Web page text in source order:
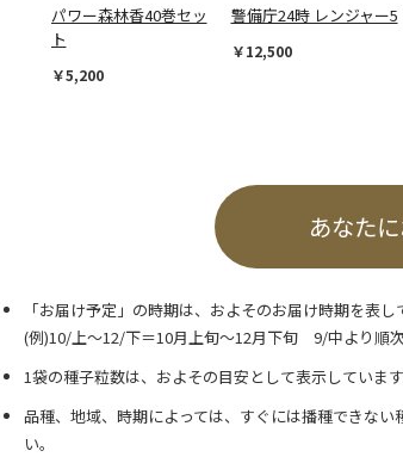
パワー森林香40巻セッ
ト
￥5,200
警備庁24時 レンジャー5
￥12,500
あなた
「お届け予定」の時期は、およそのお届け時期を表し
(例)10/上～12/下＝10月上旬～12月下旬 9/中より順
1袋の種子粒数は、およその目安として表示していま
品種、地域、時期によっては、すぐには播種できな
い。